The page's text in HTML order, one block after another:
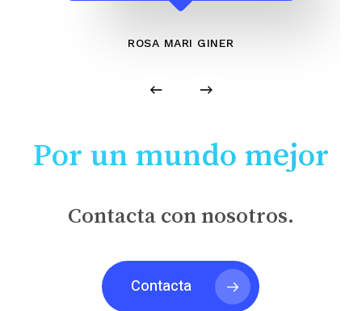
ROSA MARI GINER
Por un mundo mejor
Contacta con nosotros.
Contacta